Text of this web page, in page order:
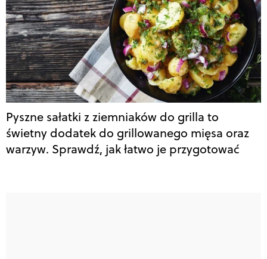
Pyszne sałatki z ziemniaków do grilla to
świetny dodatek do grillowanego mięsa oraz
warzyw. Sprawdź, jak łatwo je przygotować